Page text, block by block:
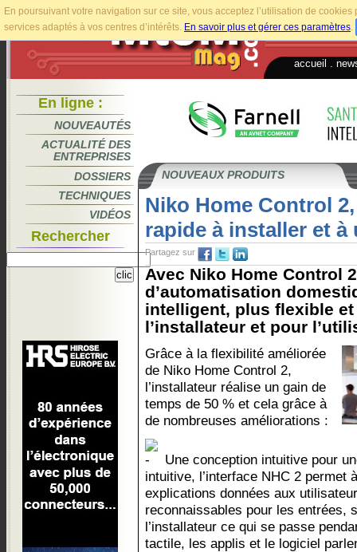
En poursuivant votre navigation sur ce site, vous acceptez l’utilisation de
services adaptés à vos centres d’intérêts. En savoir plus et gérer ces paramètres.
accueil
En ligne :
NOUVEAUTÉS
ACTUALITÉ DES
ENTREPRISES
DOSSIERS
TECHNIQUES
VIDÉOS
Rechercher
NOUVEAUX PRODUITS
Niko Home Control
rapide à installer et à
Partagez sur
Avec Niko Home Control
d’automatisation
intelligent, plus flexible
l’installateur et pour
Grâce à la flexibilité améliorée
de Niko Home Control 2,
l’installateur réalise un gain de
temps de 50 % et cela grâce à
de nombreuses améliorations :
Une conception intuitive pour
intuitive, l’interface NHC 2 permet
explications données aux
reconnaissables pour les entrées,
l’installateur ce qui se passe
tactile, les applis et le logiciel